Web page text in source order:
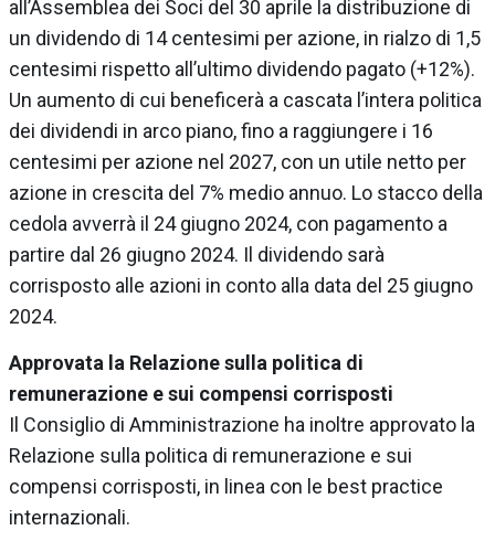
all’Assemblea dei Soci del 30 aprile la distribuzione di
un dividendo di 14 centesimi per azione, in rialzo di 1,5
centesimi rispetto all’ultimo dividendo pagato (+12%).
Un aumento di cui beneficerà a cascata l’intera politica
dei dividendi in arco piano, fino a raggiungere i 16
centesimi per azione nel 2027, con un utile netto per
azione in crescita del 7% medio annuo. Lo stacco della
cedola avverrà il 24 giugno 2024, con pagamento a
partire dal 26 giugno 2024. Il dividendo sarà
corrisposto alle azioni in conto alla data del 25 giugno
2024.
Approvata la Relazione sulla politica di
remunerazione e sui compensi corrisposti
Il Consiglio di Amministrazione ha inoltre approvato la
Relazione sulla politica di remunerazione e sui
compensi corrisposti, in linea con le best practice
internazionali.